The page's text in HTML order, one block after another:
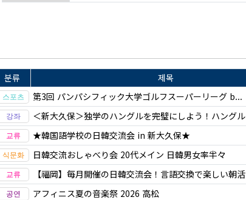
분류 제목
第3回 パンパシフィック大学ゴルフスーパーリーグ b...
＜新大久保＞独学のハングルを完璧にしよう！ハング
★韓国語学校の日韓交流会 in 新大久保★
日韓交流おしゃべり会 20代メイン 日韓男女率半々
【福岡】毎月開催の日韓交流会！言語交換で楽しい朝活
アフィニス夏の音楽祭 2026 高松